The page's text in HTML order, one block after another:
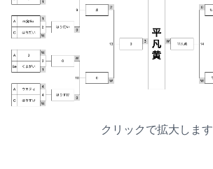
クリックで拡大します